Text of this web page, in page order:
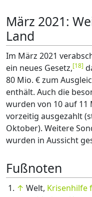
März 2021:
Land
Im März 2021
ein neues Gesetz,[18]
80 Mio. € zum
enthält. Auch die
wurden von 10 auf 11
vorzeitig ausgezahlt
Oktober). Weitere
wurden in Aussicht
Fußnoten
↑ Welt, Krisenhilfe